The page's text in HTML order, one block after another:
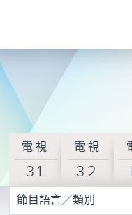
電視
31
電視
32
節目語言／類別